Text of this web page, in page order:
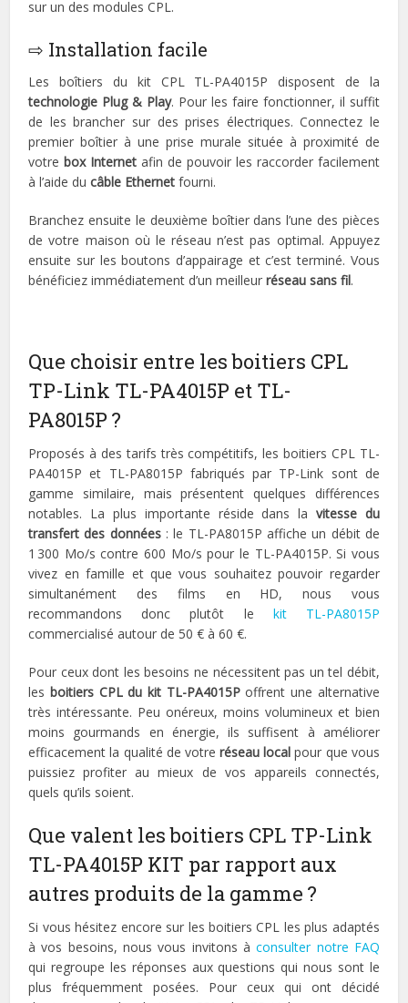
sur un des modules CPL.
⇨ Installation facile
Les boîtiers du kit CPL TL-PA4015P disposent de la
technologie Plug & Play. Pour les faire fonctionner, il suffit
de les brancher sur des prises électriques. Connectez le
premier boîtier à une prise murale située à proximité de
votre box Internet afin de pouvoir les raccorder facilement
à l’aide ducâble Ethernet fourni.
Branchez ensuite le deuxième boîtier dans l’une des pièces
de votre maison où le réseau n’est pas optimal. Appuyez
ensuite sur les boutons d’appairage et c’est terminé. Vous
bénéficiez immédiatement d’un meilleurréseau sans fil.
Que choisir entre les boitiers CPL
TP-Link TL-PA4015P et TL-
PA8015P ?
Proposés à des tarifs très compétitifs, les boitiers CPL TL-
PA4015P et TL-PA8015P fabriqués par TP-Link sont de
gamme similaire, mais présentent quelques différences
notables. La plus importante réside dans la vitesse du
transfert des données: le TL-PA8015P affiche un débit de
1 300 Mo/s contre 600 Mo/s pour le TL-PA4015P. Si vous
vivez en famille et que vous souhaitez pouvoir regarder
simultanément des films en HD, nous vous
recommandons donc plutôt le kit TL-PA8015P
commercialisé autour de 50 € à 60 €.
Pour ceux dont les besoins ne nécessitent pas un tel débit,
les boitiers CPL du kit TL-PA4015Poffrent une alternative
très intéressante. Peu onéreux, moins volumineux et bien
moins gourmands en énergie, ils suffisent à améliorer
efficacement la qualité de votreréseau local pour que vous
puissiez profiter au mieux de vos appareils connectés,
quels qu’ils soient.
Que valent les boitiers CPL TP-Link
TL-PA4015P KIT par rapport aux
autres produits de la gamme ?
Si vous hésitez encore sur les boitiers CPL les plus adaptés
à vos besoins, nous vous invitons àconsulter notre FAQ
qui regroupe les réponses aux questions qui nous sont le
plus fréquemment posées. Pour ceux qui ont décidé